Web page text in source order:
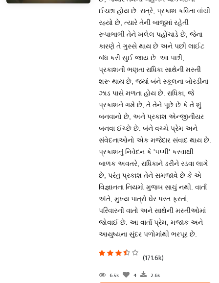
ઈચ્છા હોય છે. રાત્રે, પ્રકાશ કવિતા વાંચી
રહ્યો છે, ત્યારે તેની બાજુમાં રહેતી
રૂપાભાભી તેને ખલેલ પહોંચાડે છે, જેના
કારણે તે ગુસ્સે થાય છે અને પછી લાઈટ
બંધ કરી સુઈ જાય છે. આ પછી,
પ્રકાશની ભણતા રાધિકા સાથેની મસ્તી
શરૂ થાય છે, જ્યાં બંને સ્કૂલના બોરડીના
ઝાડ પાસે મળતા હોય છે. રાધિકા, જે
પ્રકાશને ગમે છે, તે તેને પૂછે છે કે તે શું
બનવાનો છે, અને પ્રકાશ એન્જીનીયર
બનવા ઈચ્છે છે. બંને વચ્ચે પ્રેમ અને
સંવેદનાઓનો એક મજેદાર સંવાદ થાય છે.
પ્રકાશનું નિવેદન કે 'પપ્પી' કરવાથી
બાળક અવતરે, રાધિકાને ડરીને રડવા લાગે
છે, પરંતુ પ્રકાશ તેને સમજાવે છે કે એ
વિજ્ઞાનના નિયમો મુજબ સાચું નથી. વાર્તા
અંતે, મુખ્ય પાત્રો ઘેર પરત ફરતાં,
પરિવારની વાતો અને સાથેની મસ્તીઓમાં
જોવાઈ છે. આ વાર્તા પ્રેમ, મજાક અને
આયુષ્યના સુંદર પળોમાંથી ભરપૂર છે.
(171.6k)
6.5k 4 2.6k